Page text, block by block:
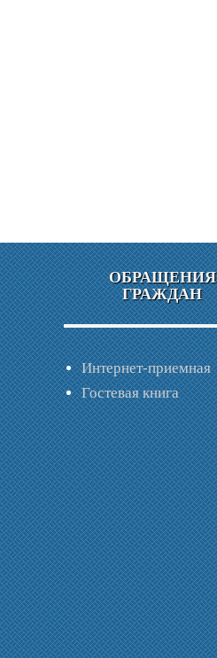
ОБРАЩЕНИЯ
ГРАЖДАН
Интернет-приемная
Гостевая книга